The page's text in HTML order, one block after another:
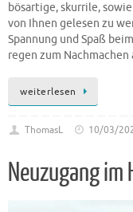
bösartige, skurrile,
von Ihnen gelesen zu
Spannung und Spaß
regen zum
weiterlesen
ThomasL 10/03/
Neuzugang im